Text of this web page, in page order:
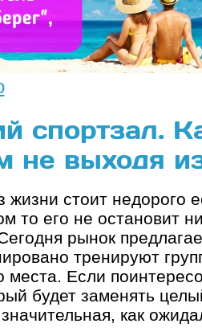
спортзал.
не выходя
жизни стоит недорого
то его не остановит
рынок
тренируют
Если
будет заменять
как